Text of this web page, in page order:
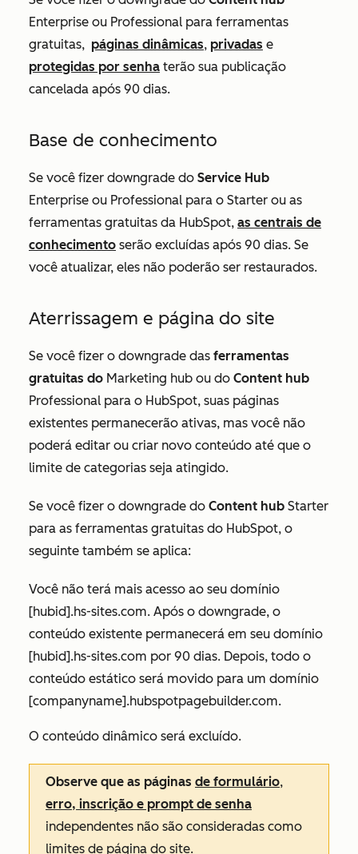
Enterprise ou Professional para ferramentas
gratuitas, páginas dinâmicas, privadas e
protegidas por senha terão sua publicação
cancelada após 90 dias.
Base de conhecimento
Se você fizer downgrade do Service Hub
Enterprise ou Professional para o Starter ou as
ferramentas gratuitas da HubSpot, as centrais de
conhecimento serão excluídas após 90 dias. Se
você atualizar, eles não poderão ser restaurados.
Aterrissagem e página do site
Se você fizer o downgrade das ferramentas
gratuitas do Marketing hub ou do Content hub
Professional para o HubSpot, suas páginas
existentes permanecerão ativas, mas você não
poderá editar ou criar novo conteúdo até que o
limite de categorias seja atingido.
Se você fizer o downgrade do Content hub Starter
para as ferramentas gratuitas do HubSpot, o
seguinte também se aplica:
Você não terá mais acesso ao seu domínio
[hubid].hs-sites.com. Após o downgrade, o
conteúdo existente permanecerá em seu domínio
[hubid].hs-sites.com por 90 dias. Depois, todo o
conteúdo estático será movido para um domínio
[companyname].hubspotpagebuilder.com.
O conteúdo dinâmico será excluído.
Observe que as páginas de formulário,
erro, inscrição e prompt de senha
independentes não são consideradas como
limites de página do site.